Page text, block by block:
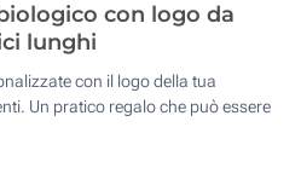
con logo da
lunghi
con il logo della tua
Un pratico regalo che può essere